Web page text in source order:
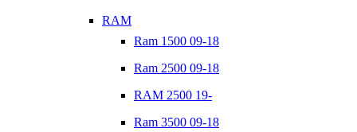
RAM
Ram 1500 09-18
Ram 2500 09-18
RAM 2500 19-
Ram 3500 09-18